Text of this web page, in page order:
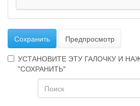
Сохранить
Предпросмотр
УСТАНОВИТЕ ЭТУ ГАЛОЧКУ И
"СОХРАНИТЬ"
галочка
Форма
поиска